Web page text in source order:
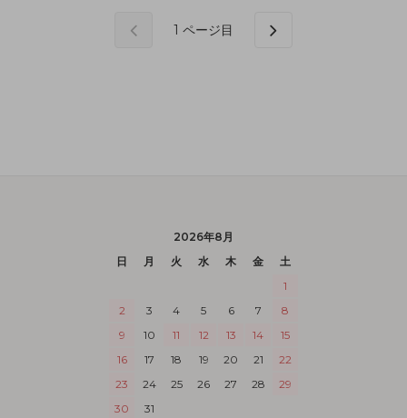
1 ページ目
2026年8月
日
月 火 水 木 金
土
1
2
3 4 5 6 7
8
9
10 11 12 13 14
15
16
17 18 19 20 21
22
23
24 25 26 27 28
29
30
31